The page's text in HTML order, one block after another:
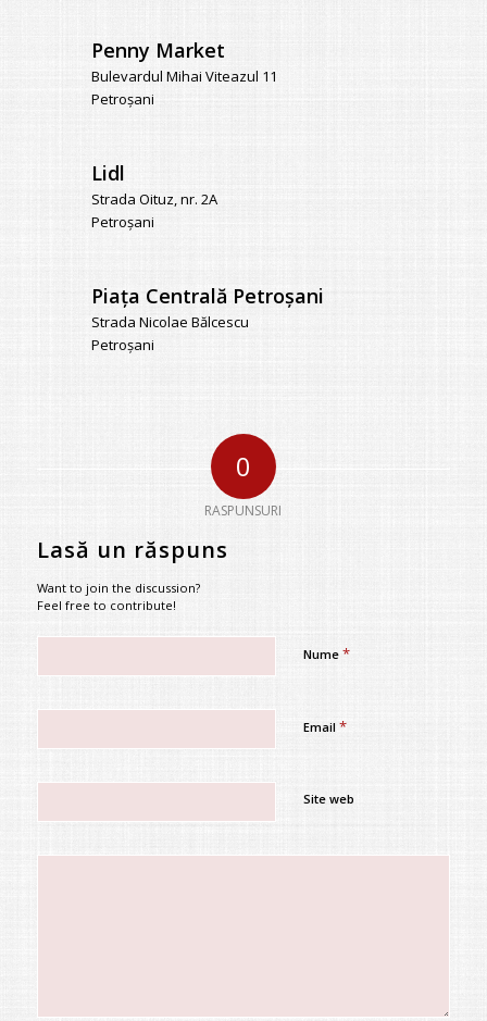
Penny Market
Bulevardul Mihai Viteazul 11
Petroșani
Lidl
Strada Oituz, nr. 2A
Petroșani
Piaţa Centrală Petroşani
Strada Nicolae Bălcescu
Petroșani
0
RASPUNSURI
Lasă un răspuns
Want to join the discussion?
Feel free to contribute!
Nume *
Email *
Site web